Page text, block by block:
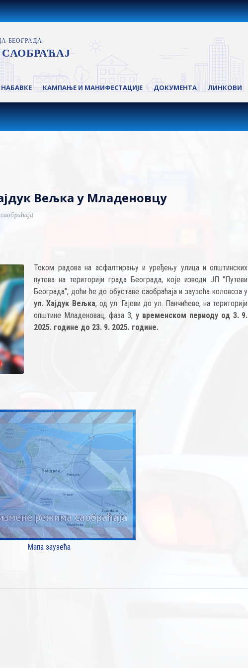
НАБАВКЕ КАМПАЊЕ И МАНИФЕСТАЦИЈЕ ДОКУМЕНТА ЛИНКОВИ
Вељка у Младеновцу
Током радова на асфалтирању и уређењу улица и општинских
путева на територији града Београда, које изводи ЈП "Путеви
Београда", доћи ће до обуставе саобраћаја и заузећа коловоза у
ул. Хајдук Вељка, од ул. Гајеви до ул. Панчићеве, на територији
општине Младеновац, фаза 3, у временском периоду од 3. 9.
2025. године до 23. 9. 2025. године.
Мапа заузећа